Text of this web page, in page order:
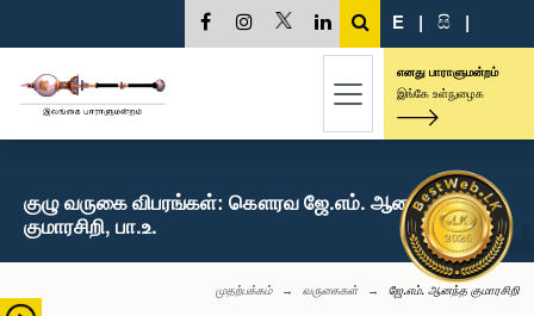
E | සි |
எனது பாராளுமன்றம்
இங்கே உள்நுழைக
குழு வருகை விபரங்கள்: கௌரவ ஜே.எம். ஆனந்த
குமாரசிறி, பா.உ.
முதற்பக்கம் வருகைகள் ஜே.எம். ஆனந்த குமாரசிறி